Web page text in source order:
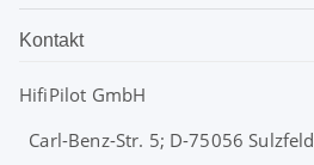
Kontakt
HifiPilot GmbH
Carl-Benz-Str. 5; D-75056 Sulzfeld